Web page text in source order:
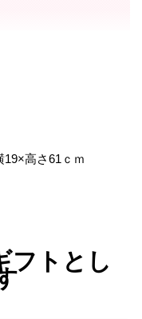
19×高さ61ｃｍ
フトとし